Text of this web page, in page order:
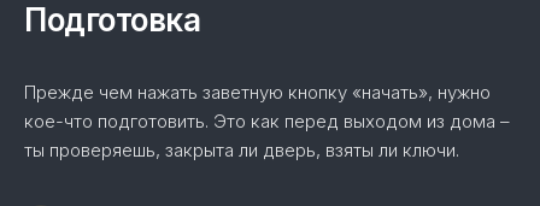
Подготовка
Прежде чем нажать заветную кнопку «начать», нужно
кое-что подготовить. Это как перед выходом из дома –
ты проверяешь, закрыта ли дверь, взяты ли ключи.